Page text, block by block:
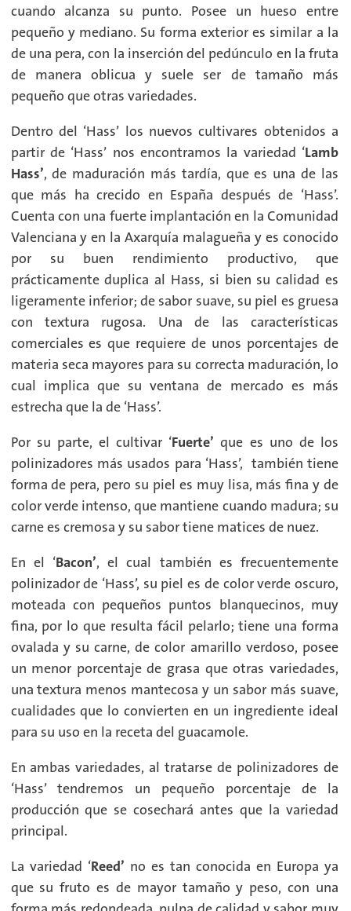
cuando alcanza su punto. Posee un hueso entre
pequeño y mediano. Su forma exterior es similar a la
de una pera, con la inserción del pedúnculo en la fruta
de manera oblicua y suele ser de tamaño más
pequeño que otras variedades.
Dentro del ‘Hass’ los nuevos cultivares obtenidos a
partir de ‘Hass’ nos encontramos la variedad ‘Lamb
Hass’, de maduración más tardía, que es una de las
que más ha crecido en España después de ‘Hass’.
Cuenta con una fuerte implantación en la Comunidad
Valenciana y en la Axarquía malagueña y es conocido
por su buen rendimiento productivo, que
prácticamente duplica al Hass, si bien su calidad es
ligeramente inferior; de sabor suave, su piel es gruesa
con textura rugosa. Una de las características
comerciales es que requiere de unos porcentajes de
materia seca mayores para su correcta maduración, lo
cual implica que su ventana de mercado es más
estrecha que la de ‘Hass’.
Por su parte, el cultivar ‘Fuerte’que es uno de los
polinizadores más usados para ‘Hass’, también tiene
forma de pera, pero su piel es muy lisa, más fina y de
color verde intenso, que mantiene cuando madura; su
carne es cremosa y su sabor tiene matices de nuez.
En el ‘Bacon’, el cual también es frecuentemente
polinizador de ‘Hass’, su piel es de color verde oscuro,
moteada con pequeños puntos blanquecinos, muy
fina, por lo que resulta fácil pelarlo; tiene una forma
ovalada y su carne, de color amarillo verdoso, posee
un menor porcentaje de grasa que otras variedades,
una textura menos mantecosa y un sabor más suave,
cualidades que lo convierten en un ingrediente ideal
para su uso en la receta del guacamole.
En ambas variedades, al tratarse de polinizadores de
‘Hass’ tendremos un pequeño porcentaje de la
producción que se cosechará antes que la variedad
principal.
La variedad ‘Reed’ no es tan conocida en Europa ya
que su fruto es de mayor tamaño y peso, con una